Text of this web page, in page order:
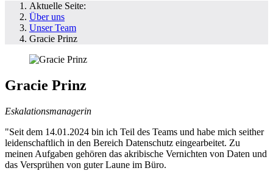
Aktuelle Seite:
Über uns
Unser Team
Gracie Prinz
Gracie Prinz
Eskalationsmanagerin
"Seit dem 14.01.2024 bin ich Teil des Teams und habe mich seither
leidenschaftlich in den Bereich Datenschutz eingearbeitet. Zu
meinen Aufgaben gehören das akribische Vernichten von Daten und
das Versprühen von guter Laune im Büro.